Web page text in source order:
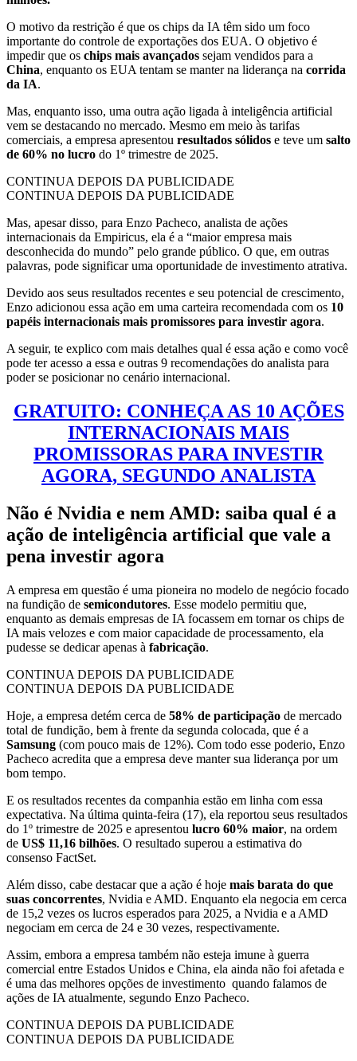
O motivo da restrição é que os chips da IA têm sido um foco
importante do controle de exportações dos EUA. O objetivo é
impedir que os chips mais avançados sejam vendidos para a
China, enquanto os EUA tentam se manter na liderança na corrida
da IA.
Mas, enquanto isso, uma outra ação ligada à inteligência artificial
vem se destacando no mercado. Mesmo em meio às tarifas
comerciais, a empresa apresentou resultados sólidos e teve um salto
de 60% no lucro do 1º trimestre de 2025.
CONTINUA DEPOIS DA PUBLICIDADE
CONTINUA DEPOIS DA PUBLICIDADE
Mas, apesar disso, para Enzo Pacheco, analista de ações
internacionais da Empiricus, ela é a “maior empresa mais
desconhecida do mundo” pelo grande público. O que, em outras
palavras, pode significar uma oportunidade de investimento atrativa.
Devido aos seus resultados recentes e seu potencial de crescimento,
Enzo adicionou essa ação em uma carteira recomendada com os 10
papéis internacionais mais promissores para investir agora.
A seguir, te explico com mais detalhes qual é essa ação e como você
pode ter acesso a essa e outras 9 recomendações do analista para
poder se posicionar no cenário internacional.
GRATUITO: CONHEÇA AS 10 AÇÕES
INTERNACIONAIS MAIS
PROMISSORAS PARA INVESTIR
AGORA, SEGUNDO ANALISTA
Não é Nvidia e nem AMD: saiba qual é a
ação de inteligência artificial que vale a
pena investir agora
A empresa em questão é uma pioneira no modelo de negócio focado
na fundição de semicondutores. Esse modelo permitiu que,
enquanto as demais empresas de IA focassem em tornar os chips de
IA mais velozes e com maior capacidade de processamento, ela
pudesse se dedicar apenas à fabricação.
CONTINUA DEPOIS DA PUBLICIDADE
CONTINUA DEPOIS DA PUBLICIDADE
Hoje, a empresa detém cerca de 58% de participação de mercado
total de fundição, bem à frente da segunda colocada, que é a
Samsung (com pouco mais de 12%). Com todo esse poderio, Enzo
Pacheco acredita que a empresa deve manter sua liderança por um
bom tempo.
E os resultados recentes da companhia estão em linha com essa
expectativa. Na última quinta-feira (17), ela reportou seus resultados
do 1º trimestre de 2025 e apresentou lucro 60% maior, na ordem
de US$ 11,16 bilhões. O resultado superou a estimativa do
consenso FactSet.
Além disso, cabe destacar que a ação é hoje mais barata do que
suas concorrentes, Nvidia e AMD. Enquanto ela negocia em cerca
de 15,2 vezes os lucros esperados para 2025, a Nvidia e a AMD
negociam em cerca de 24 e 30 vezes, respectivamente.
Assim, embora a empresa também não esteja imune à guerra
comercial entre Estados Unidos e China, ela ainda não foi afetada e
é uma das melhores opções de investimento quando falamos de
ações de IA atualmente, segundo Enzo Pacheco.
CONTINUA DEPOIS DA PUBLICIDADE
CONTINUA DEPOIS DA PUBLICIDADE